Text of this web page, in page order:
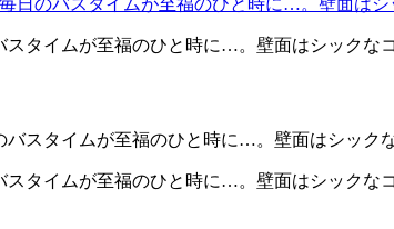
タイムが至福のひと時に…。壁面はシックな
タイムが至福のひと時に…。壁面はシックな